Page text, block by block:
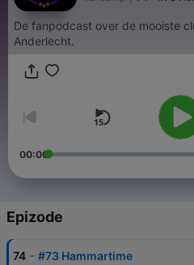
De fanpodcast over de mooiste
Anderlecht.
00:00
Epizode
74 - #73 Hammartime